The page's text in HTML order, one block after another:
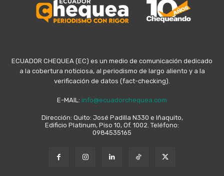
ECUADOR CHEQUEA (EC) es un medio de comunicación dedicado
a la cobertura noticiosa, al periodismo de largo aliento y a la
verificación de datos (fact-checking).
E-MAIL: info@ecuadorchequea.com
Dirección: Quito: José Padilla N330 e Iñaquito,
Edificio Platinum, Piso 10, Of. 1002. Teléfono:
0984535165